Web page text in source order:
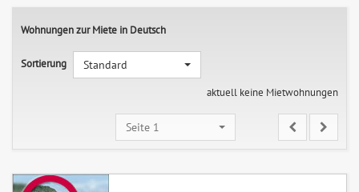
Wohnungen zur Miete in Deutsch
Sortierung
Standard
aktuell keine Mietwohnungen
Seite 1